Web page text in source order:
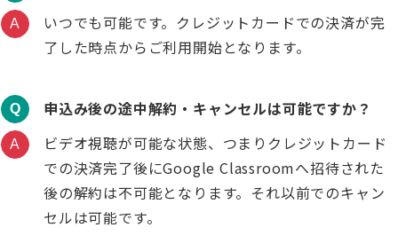
A
いつでも可能です。クレジットカードでの決済が完
了した時点からご利用開始となります。
Q 申込み後の途中解約・キャンセルは可能ですか？
A
ビデオ視聴が可能な状態、つまりクレジットカード
での決済完了後にGoogle Classroomへ招待された
後の解約は不可能となります。それ以前でのキャン
セルは可能です。